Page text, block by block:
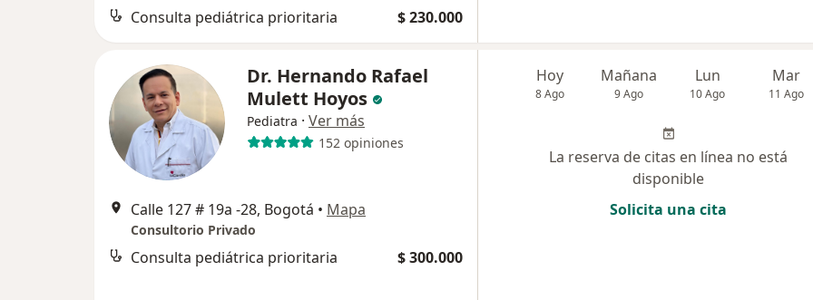
Consulta pediátrica prioritaria $ 230.000
Dr. Hernando Rafael
Mulett Hoyos
Pediatra · Ver más
152 opiniones
Calle 127 # 19a -28, Bogotá • Mapa
Consultorio Privado
Consulta pediátrica prioritaria $ 300.000
Hoy
8 Ago
Mañana
9 Ago
Lun
10 Ago
Mar
11 Ago
La reserva de citas en línea no está
disponible
Solicita una cita